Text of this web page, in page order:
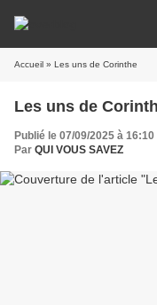
Accueil » Les uns de Corinthe
Les uns de
Publié le 07/09/2025 à 16:10
Par QUI VOUS SAVEZ